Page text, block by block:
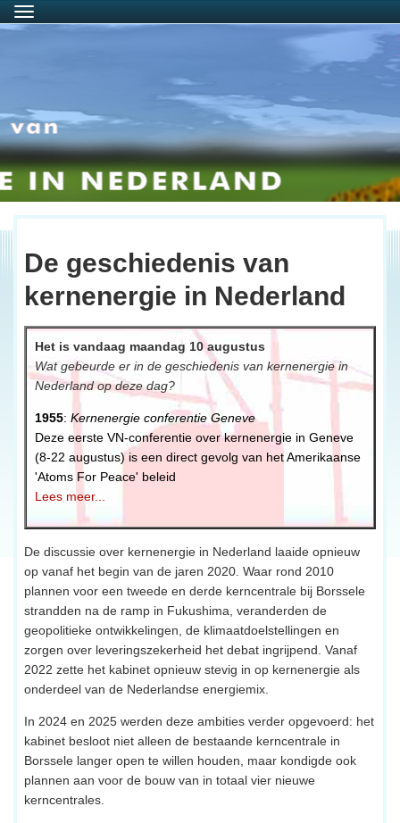
Menu
De geschiedenis van
kernenergie in Nederland
Het is vandaag maandag 10 augustus
Wat gebeurde er in de geschiedenis van kernenergie in
Nederland op deze dag?
1955: Kernenergie conferentie Geneve
Deze eerste VN-conferentie over kernenergie in Geneve
(8-22 augustus) is een direct gevolg van het Amerikaanse
'Atoms For Peace' beleid
Lees meer...
De discussie over kernenergie in Nederland laaide opnieuw
op vanaf het begin van de jaren 2020. Waar rond 2010
plannen voor een tweede en derde kerncentrale bij Borssele
strandden na de ramp in Fukushima, veranderden de
geopolitieke ontwikkelingen, de klimaatdoelstellingen en
zorgen over leveringszekerheid het debat ingrijpend. Vanaf
2022 zette het kabinet opnieuw stevig in op kernenergie als
onderdeel van de Nederlandse energiemix.
In 2024 en 2025 werden deze ambities verder opgevoerd: het
kabinet besloot niet alleen de bestaande kerncentrale in
Borssele langer open te willen houden, maar kondigde ook
plannen aan voor de bouw van in totaal vier nieuwe
kerncentrales.